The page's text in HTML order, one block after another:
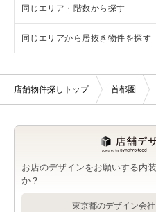
東京駅の店舗物件・貸店舗・テ
中央区のバー・クラブを出店可
銀座駅の軽飲食を出店可能な店
銀座駅のバー・クラブを出店可
銀座駅のその他を出店可能な
新橋駅の重飲食を出店可能な店
新橋駅の軽飲食を出店可能な店
同じエリア・階数から探す
中央区の2階の店舗物件・貸店
新橋駅の2階の店舗物件・貸店
同じエリアから居抜き物件を探す
新橋駅の居抜き店舗物件・貸店
日比谷駅の居抜き店舗物件・貸
有楽町駅の居抜き店舗物件・貸
店舗物件探しトップ 首都圏
お店のデザインをお願いする内
か？
東京都のデザイン会